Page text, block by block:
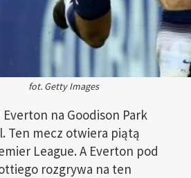
fot. Getty Images
Everton na Goodison Park
Ten mecz otwiera piątą
League. A Everton pod
rozgrywa na ten